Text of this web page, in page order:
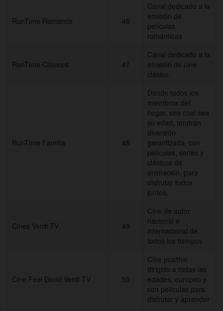
RunTime Romance 46
Canal dedicado a la
emisión de
películas
románticas
RunTime Clásicos 47
Canal dedicado a la
emisión de cine
clásico
RunTime Familia 48
Donde todos los
miembros del
hogar, sea cual sea
su edad, tendrán
diversión
garantizada, con
películas, series y
clásicos de
animación, para
disfrutar todos
juntos.
Cines Verdi TV 49
Cine de autor
nacional e
internacional de
todos los tiempos
Cine Feel Good Verdi TV 50
Cine positivo
dirigido a todas las
edades, europeo y
con películas para
disfrutar y aprender